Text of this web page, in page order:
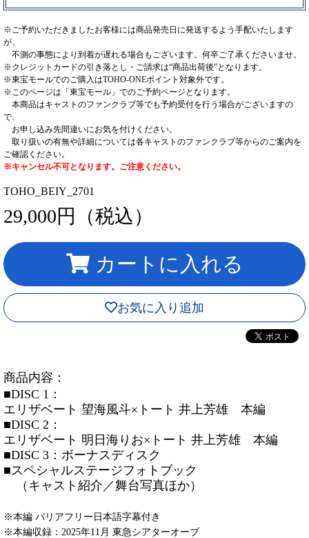
※ご予約いただきましたお客様には商品発売日に発送するよう手配いたします
が、
不測の事態により到着が遅れる場合もございます。何卒ご了承くださいませ。
※クレジットカードの引き落とし・ご請求は“商品出荷後”となります。
※東宝モールでのご購入はTOHO-ONEポイント対象外です。
※このページは「東宝モール」でのご予約ページとなります。
本商品はキャストのファンクラブ等でも予約受付を行う場合がございますの
で、
お申し込み先間違いにお気を付けください。
取り扱いの有無や詳細については各キャストのファンクラブ等からのご案内を
ご確認ください。
※キャンセル不可となります。ご注意ください。
TOHO_BEIY_2701
29,000円（税込）
カートに入れる
お気に入り追加
商品内容：
■DISC 1：
エリザベート 望海風斗×トート 井上芳雄 本編
■DISC 2：
エリザベート 明日海りお×トート 井上芳雄 本編
■DISC 3：ボーナスディスク
■スペシャルステージフォトブック
（キャスト紹介／舞台写真ほか）
※本編 バリアフリー日本語字幕付き
※本編収録：2025年11月 東急シアターオーブ